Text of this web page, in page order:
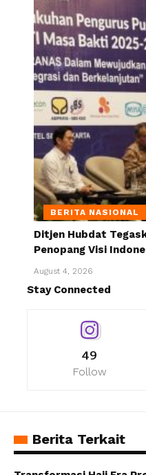
BERITA NASIONAL
Ditjen Hubdat
Penopang Visi
August 4, 2026
Stay Connected
49
Follow
Berita Terkait